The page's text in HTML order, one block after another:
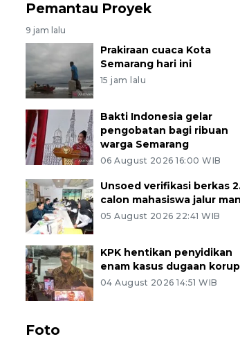
Pemantau Proyek
9 jam lalu
Prakiraan cuaca Kota
Semarang hari ini
15 jam lalu
Bakti Indonesia gelar
pengobatan bagi ribuan
warga Semarang
06 August 2026 16:00 WIB
Unsoed verifikasi berkas
calon mahasiswa jalur
05 August 2026 22:41 WIB
KPK hentikan penyidikan
enam kasus dugaan
04 August 2026 14:51 WIB
Foto